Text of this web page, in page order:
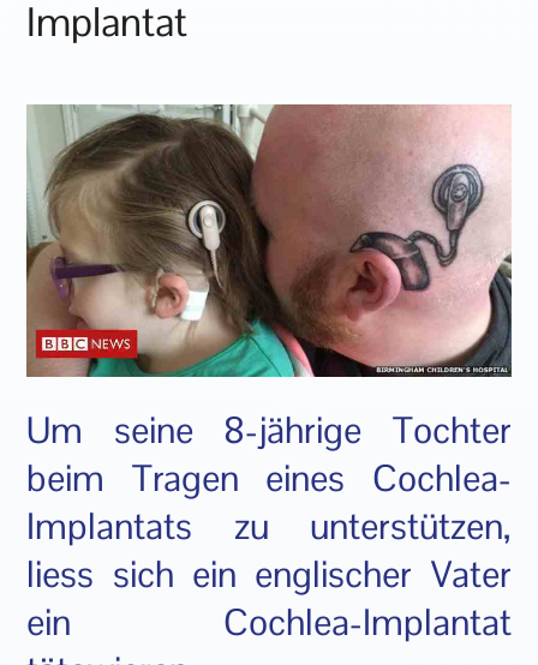
Implantat
Um seine 8-jährige Tochter
beim Tragen eines Cochlea-
Implantats zu unterstützen,
liess sich ein englischer Vater
ein Cochlea-Implantat